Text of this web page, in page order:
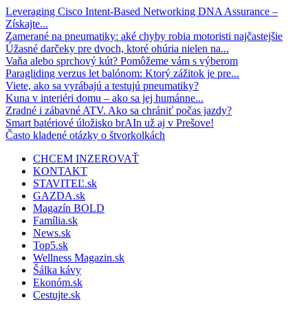
Leveraging Cisco Intent-Based Networking DNA Assurance –
Získajte...
Zamerané na pneumatiky: aké chyby robia motoristi najčastejšie
Úžasné darčeky pre dvoch, ktoré ohúria nielen na...
Vaňa alebo sprchový kút? Pomôžeme vám s výberom
Paragliding verzus let balónom: Ktorý zážitok je pre...
Viete, ako sa vyrábajú a testujú pneumatiky?
Kuna v interiéri domu – ako sa jej humánne...
Zradné i zábavné ATV. Ako sa chrániť počas jazdy?
Smart batériové úložisko brAIn už aj v Prešove!
Často kladené otázky o štvorkolkách
CHCEM INZEROVAŤ
KONTAKT
STAVITEĽ.sk
GAZDA.sk
Magazín BOLD
Família.sk
News.sk
Top5.sk
Wellness Magazin.sk
Šálka kávy
Ekonóm.sk
Cestujte.sk